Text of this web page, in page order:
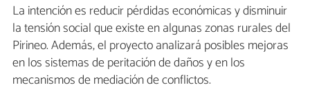
La intención es reducir pérdidas económicas y disminuir
la tensión social que existe en algunas zonas rurales del
Pirineo. Además, el proyecto analizará posibles mejoras
en los sistemas de peritación de daños y en los
mecanismos de mediación de conflictos.